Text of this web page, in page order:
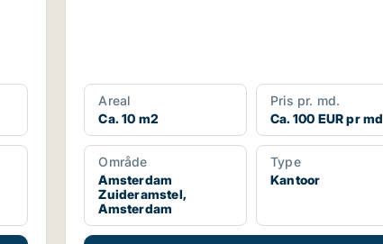
Areal
Ca. 10 m2
Pris pr. md.
Ca. 100 EUR pr md
Område
Amsterdam
Zuideramstel,
Amsterdam
Type
Kantoor